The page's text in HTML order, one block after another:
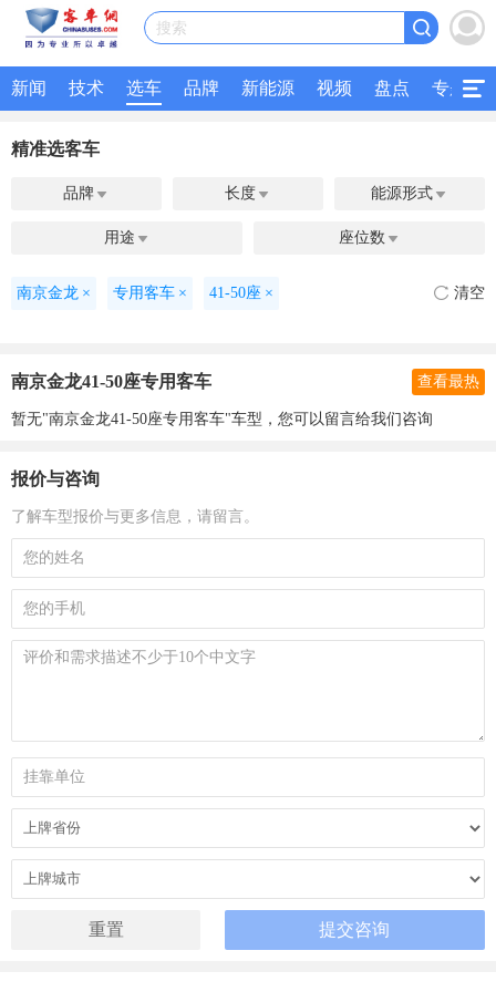
搜索
新闻 技术 选车 品牌 新能源 视频 盘点 专题
精准选客车
品牌  长度  能源形式 
用途  座位数 
南京金龙 × 专用客车 × 41-50座 × 清空
南京金龙41-50座专用客车 查看最热
暂无"南京金龙41-50座专用客车"车型，您可以留言给我们咨询
报价与咨询
了解车型报价与更多信息，请留言。